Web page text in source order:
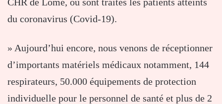
du coronavirus (Covid-19).
» Aujourd’hui encore, nous venons de réceptionner
d’importants matériels médicaux notamment, 144
respirateurs, 50.000 équipements de protection
individuelle pour le personnel de santé et plus de 2